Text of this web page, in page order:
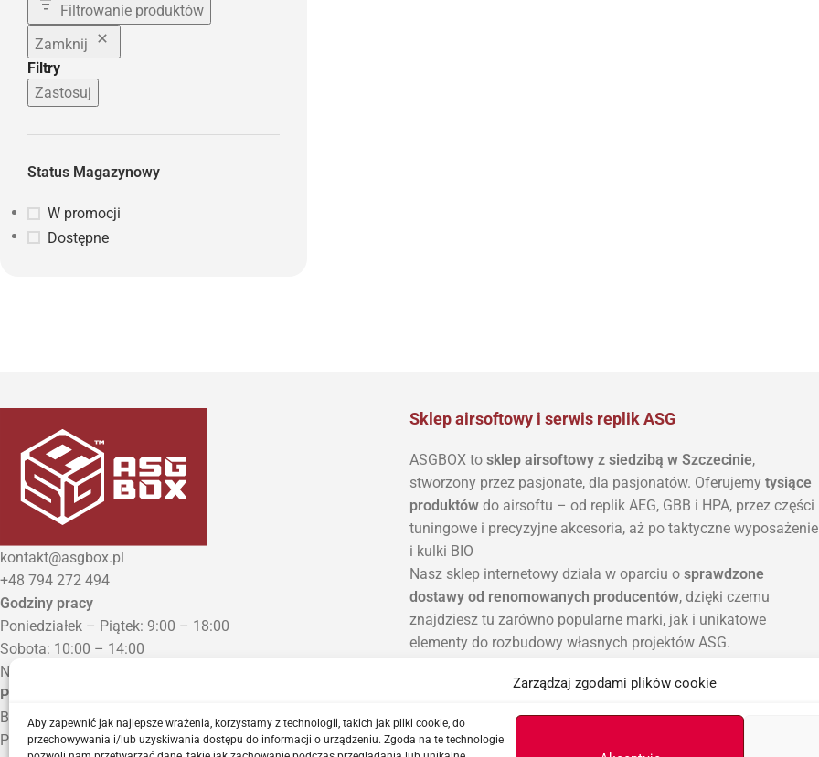
Zarządzaj zgodami plików cookie
Aby zapewnić jak najlepsze wrażenia, korzystamy z technologii, takich jak pliki cookie, do
przechowywania i/lub uzyskiwania dostępu do informacji o urządzeniu. Zgoda na te technologie
Filtrowanie produktów
Zamknij
Filtry
Zastosuj
Status Magazynowy
W promocji
Dostępne
kontakt@asgbox.pl
+48 794 272 494
Godziny pracy
Poniedziałek – Piątek: 9:00 – 18:00
Sobota: 10:00 – 14:00
Niedziela: Zamknięte
Punkt Odbioru zamówień
Bezrzecze, ul. Herbaciana 3
Proszę o wcześniejszy kontakt telefoniczny
Sklep airsoftowy i serwis replik ASG
ASGBOX to sklep airsoftowy z siedzibą w Szczecinie,
stworzony przez pasjonate, dla pasjonatów. Oferujemy tysiące
produktów do airsoftu – od replik AEG, GBB i HPA, przez części
tuningowe i precyzyjne akcesoria, aż po taktyczne wyposażenie
i kulki BIO
Nasz sklep internetowy działa w oparciu o sprawdzone
dostawy od renomowanych producentów, dzięki czemu
znajdziesz tu zarówno popularne marki, jak i unikatowe
elementy do rozbudowy własnych projektów ASG.
, w którym zajmujemy się diagnostyką, modernizacją i
dbałością o szczegóły i zastosowaniem najlepszych praktyk.